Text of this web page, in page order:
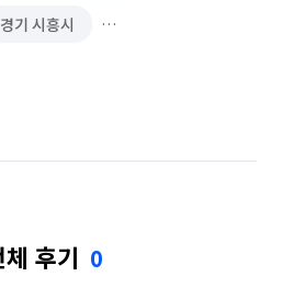
경기 시흥시
경기 용인시 처인구
후기 0